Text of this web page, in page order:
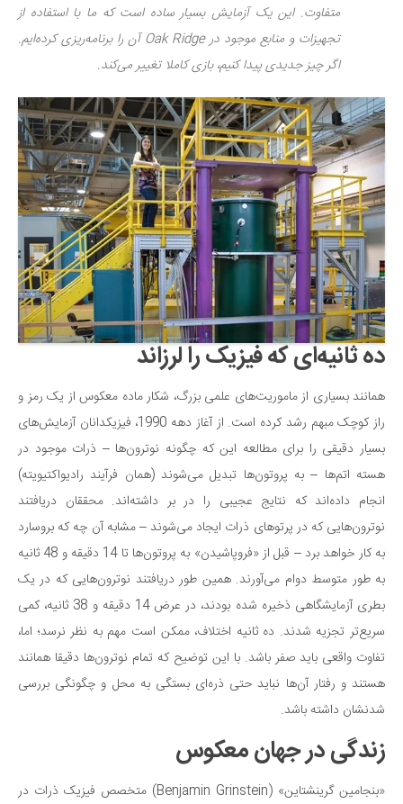
متفاوت. این یک آزمایش بسیار ساده است که ما با استفاده از
تجهیزات و منابع موجود در Oak Ridge آن را برنامه‌ریزی کرده‌ایم.
اگر چیز جدیدی پیدا کنیم، بازی کاملا تغییر می‌کند.
ده ثانیه‌ای که فیزیک را لرزاند
همانند بسیاری از ماموریت‌های علمی بزرگ، شکار ماده معکوس از یک رمز و
راز کوچک مبهم رشد کرده است. از آغاز دهه 1990، فیزیکدانان آزمایش‌های
بسیار دقیقی را برای مطالعه این که چگونه نوترون‌ها – ذرات موجود در
هسته اتم‌ها – به پروتون‌ها تبدیل می‌شوند (همان فرآیند رادیواکتیویته)
انجام داده‌اند که نتایج عجیبی را در بر داشته‌اند. محققان دریافتند
نوترون‌هایی که در پرتوهای ذرات ایجاد می‌شوند – مشابه آن چه که بروسارد
به کار خواهد برد – قبل از «فروپاشیدن» به پروتون‌ها تا 14 دقیقه و 48 ثانیه
به طور متوسط دوام می‌آورند. همین طور دریافتند نوترون‌هایی که در یک
بطری آزمایشگاهی ذخیره شده بودند، در عرض 14 دقیقه و 38 ثانیه، کمی
سریع‌تر تجزیه شدند. ده ثانیه اختلاف، ممکن است مهم به نظر نرسد؛ اما،
تفاوت واقعی باید صفر باشد. با این توضیح که تمام نوترون‌ها دقیقا همانند
هستند و رفتار آن‌ها نباید حتی ذره‌ای بستگی به محل و چگونگی بررسی
شدنشان داشته باشد.
زندگی در جهان معکوس
«بنجامین گرینشتاین» (Benjamin Grinstein) متخصص فیزیک ذرات در